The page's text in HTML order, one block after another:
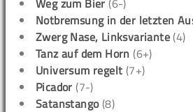
Weg zum Bier (6-)
Notbremsung in der letzten
Zwerg Nase, Linksvariante (4)
Tanz auf dem Horn (6+)
Universum regelt (7+)
Picador (7-)
Satanstango(8)